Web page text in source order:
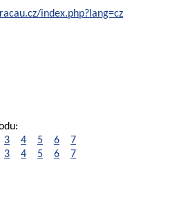
index.php?lang=cz
3 4 5 6
7
3 4 5 6 7